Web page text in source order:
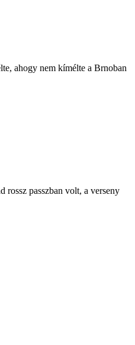
ahogy nem kímélte a Brnoban
rossz passzban volt, a verseny